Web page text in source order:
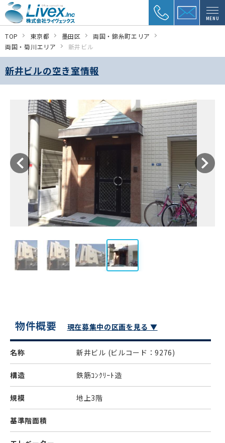
MENU
TOP 東京都 墨田区
両国・錦糸町エリア
両国・菊川エリア
新井ビル
新井ビルの空き室情報
物件概要 現在募集中の区画を見る ▼
名称 新井ビル (ビルコード：9276)
構造 鉄筋ｺﾝｸﾘｰﾄ造
規模 地上3階
基準階面積